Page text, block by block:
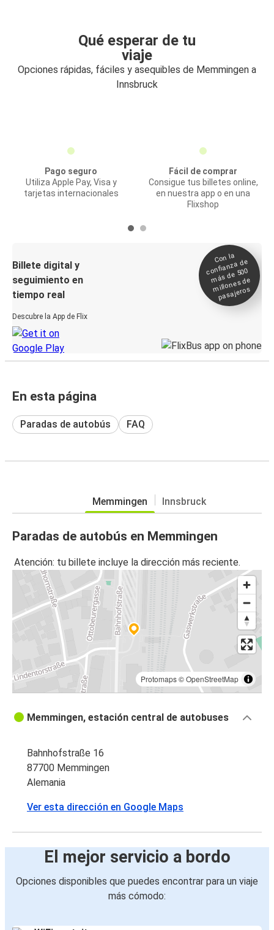
Qué esperar de tu
viaje
Opciones rápidas, fáciles y asequibles de Memmingen a
Innsbruck
Pago seguro
Utiliza Apple Pay, Visa y
tarjetas internacionales
Fácil de comprar
Consigue tus billetes online,
en nuestra app o en una
Flixshop
Billete digital y
seguimiento en
tiempo real
Descubre la App de Flix
Con la
confianza de
más de 500
millones de
pasajeros
En esta página
Paradas de autobús FAQ
Memmingen Innsbruck
Paradas de autobús en Memmingen
Atención: tu billete incluye la dirección más reciente.
Protomaps©OpenStreetMap
Memmingen, estación central de autobuses
Bahnhofstraße 16
87700 Memmingen
Alemania
Ver esta dirección en Google Maps
El mejor servicio a bordo
Opciones disponibles que puedes encontrar para un viaje
más cómodo: